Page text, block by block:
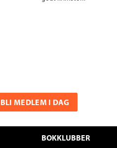
BLI MEDLEM I DAG
BOKKLUBBER